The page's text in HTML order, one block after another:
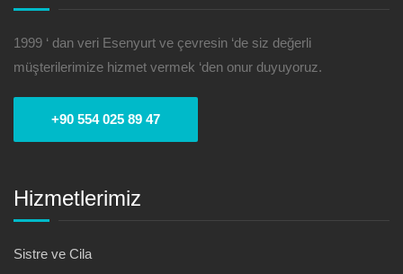
1999 ‘ dan veri Esenyurt ve çevresin ‘de siz değerli
müşterilerimize hizmet vermek ‘den onur duyuyoruz.
+90 554 025 89 47
Hizmetlerimiz
Sistre ve Cila